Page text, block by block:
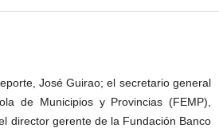
José Guirao; el secretario general
de Municipios y Provincias (FEMP),
director gerente de la Fundación Banco